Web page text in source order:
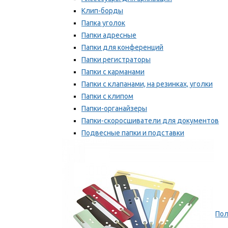
Клип-борды
Папка уголок
Папки адресные
Папки для конференций
Папки регистраторы
Папки с карманами
Папки с клапанами, на резинках, уголки
Папки с клипом
Папки-органайзеры
Папки-скоросшиватели для документов
Подвесные папки и подставки